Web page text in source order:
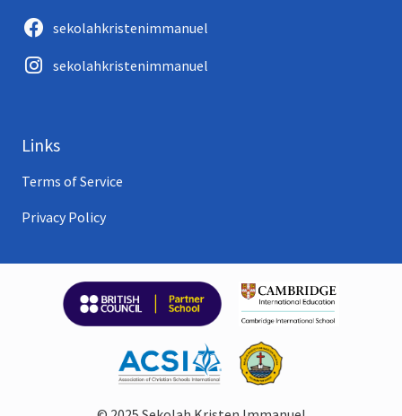
sekolahkristenimmanuel
sekolahkristenimmanuel
Links
Terms of Service
Privacy Policy